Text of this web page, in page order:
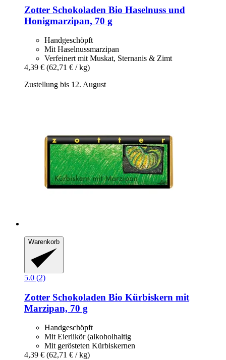
Zotter Schokoladen Bio Haselnuss und
Honigmarzipan, 70 g
Handgeschöpft
Mit Haselnussmarzipan
Verfeinert mit Muskat, Sternanis & Zimt
4,39 € (62,71 € / kg)
Zustellung bis 12. August
Warenkorb
5.0 (2)
Zotter Schokoladen Bio Kürbiskern mit
Marzipan, 70 g
Handgeschöpft
Mit Eierlikör (alkoholhaltig
Mit gerösteten Kürbiskernen
4,39 € (62,71 € / kg)